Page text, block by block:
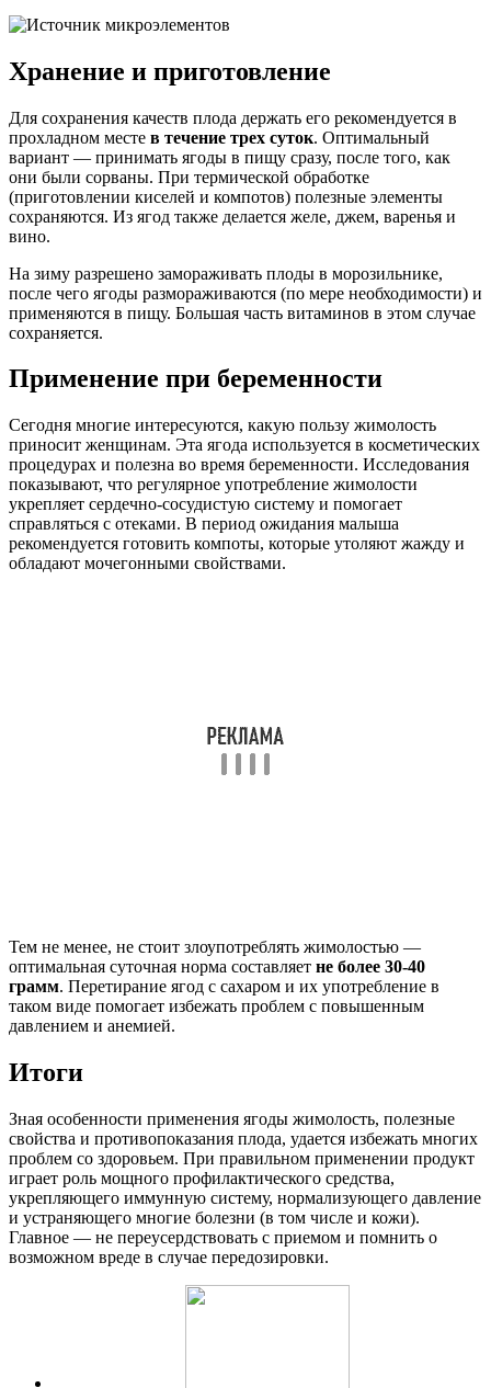
Хранение и приготовление
Для сохранения качеств плода держать его рекомендуется в
прохладном месте в течение трех суток. Оптимальный
вариант — принимать ягоды в пищу сразу, после того, как
они были сорваны. При термической обработке
(приготовлении киселей и компотов) полезные элементы
сохраняются. Из ягод также делается желе, джем, варенья и
вино.
На зиму разрешено замораживать плоды в морозильнике,
после чего ягоды размораживаются (по мере необходимости) и
применяются в пищу. Большая часть витаминов в этом случае
сохраняется.
Применение при беременности
Сегодня многие интересуются, какую пользу жимолость
приносит женщинам. Эта ягода используется в косметических
процедурах и полезна во время беременности. Исследования
показывают, что регулярное употребление жимолости
укрепляет сердечно-сосудистую систему и помогает
справляться с отеками. В период ожидания малыша
рекомендуется готовить компоты, которые утоляют жажду и
обладают мочегонными свойствами.
Тем не менее, не стоит злоупотреблять жимолостью —
оптимальная суточная норма составляет не более 30-40
грамм. Перетирание ягод с сахаром и их употребление в
таком виде помогает избежать проблем с повышенным
давлением и анемией.
Итоги
Зная особенности применения ягоды жимолость, полезные
свойства и противопоказания плода, удается избежать многих
проблем со здоровьем. При правильном применении продукт
играет роль мощного профилактического средства,
укрепляющего иммунную систему, нормализующего давление
и устраняющего многие болезни (в том числе и кожи).
Главное — не переусердствовать с приемом и помнить о
возможном вреде в случае передозировки.